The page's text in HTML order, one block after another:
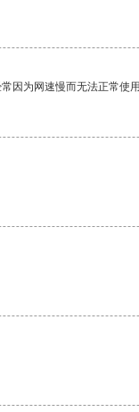
为网速慢而无法正常使